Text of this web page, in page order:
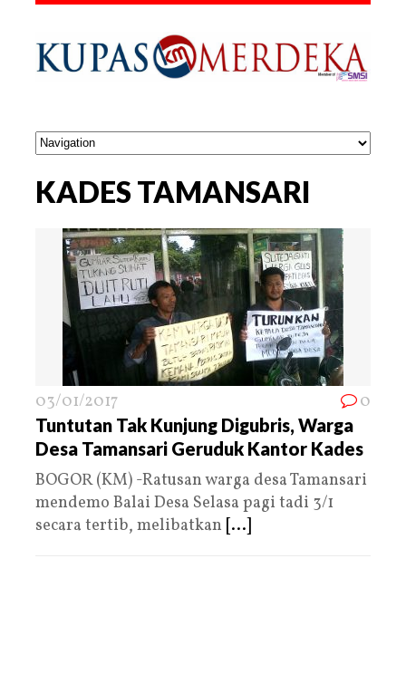
KADES TAMANSARI
03/01/2017 0
Tuntutan Tak Kunjung Digubris, Warga
Desa Tamansari Geruduk Kantor Kades
BOGOR (KM) -Ratusan warga desa Tamansari
mendemo Balai Desa Selasa pagi tadi 3/1
secara tertib, melibatkan [...]